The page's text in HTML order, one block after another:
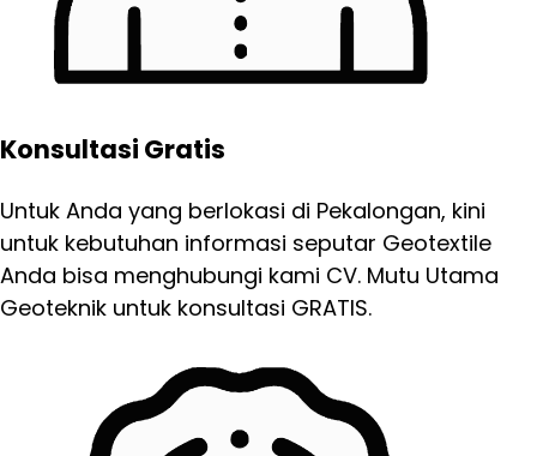
Konsultasi Gratis
Untuk Anda yang berlokasi di Pekalongan, kini
untuk kebutuhan informasi seputar Geotextile
Anda bisa menghubungi kami CV. Mutu Utama
Geoteknik untuk konsultasi GRATIS.